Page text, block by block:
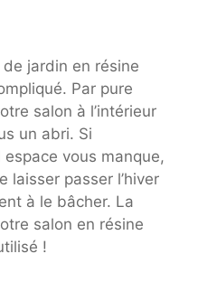
de jardin en résine
Par pure
salon à l’intérieur
un abri. Si
vous manque,
laisser passer l’hiver
à le bâcher. La
salon en résine
!